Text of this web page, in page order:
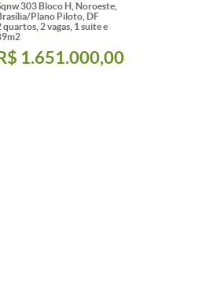
303 Bloco H, Noroeste,
Plano Piloto, DF
quartos, 2 vagas, 1 suite e
1.651.000,00